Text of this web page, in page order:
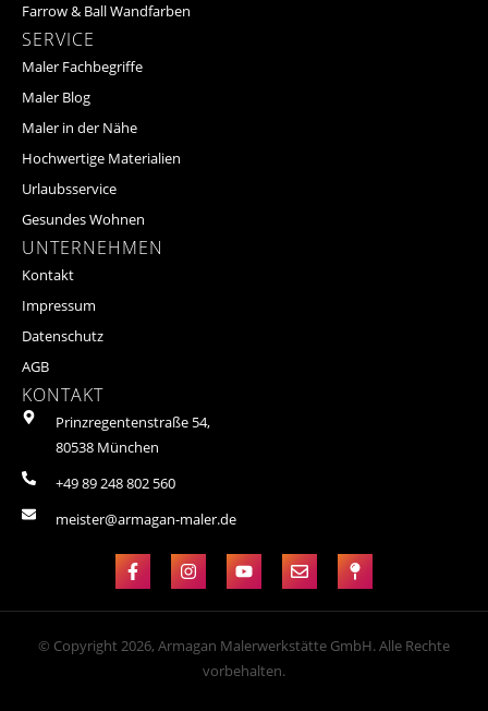
Farrow & Ball Wandfarben
SERVICE
Maler Fachbegriffe
Maler Blog
Maler in der Nähe
Hochwertige Materialien
Urlaubsservice
Gesundes Wohnen
UNTERNEHMEN
Kontakt
Impressum
Datenschutz
AGB
KONTAKT
Prinzregentenstraße 54,
80538 München
+49 89 248 802 560
meister@armagan-maler.de
© Copyright 2026, Armagan Malerwerkstätte GmbH. Alle Rechte
vorbehalten.